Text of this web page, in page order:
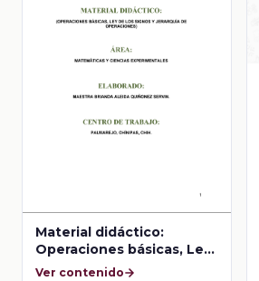
Material didáctico:
Operaciones básicas, Ley
de los signos y Jerarquía
Ver contenido